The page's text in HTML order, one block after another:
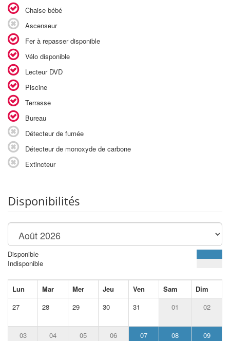
Chaise bébé
Ascenseur
Fer à repasser disponible
Vélo disponible
Lecteur DVD
Piscine
Terrasse
Bureau
Détecteur de fumée
Détecteur de monoxyde de carbone
Extincteur
Disponibilités
Disponible
Indisponible
Lun Mar Mer Jeu Ven Sam
Dim
27
28 29 30 31 01 02
03 04 05 06
07
08
09